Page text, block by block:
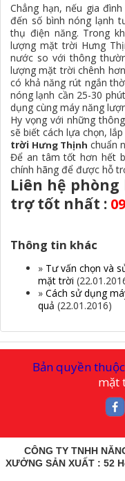
Chẳng hạn, nếu gia
đến số bình nóng lạnh
thụ điện năng. Trong
lượng mặt trời Hưng
nước so với thông
lượng mặt trời chênh
có khả năng rút ngắn
nóng lạnh cần 25-30
dụng cùng máy năng
Hy vọng với những
sẽ biết cách lựa chọn,
trời Hưng Thịnh chuẩn
Để an tâm tốt hơn hết
chính hãng để được hỗ
Liên hệ
trợ tốt nhất :
Thông tin khác
» Tư vấn chọn và
mặt trời
» Cách sử dụng
quả (22.01.2016)
Bản quyền
mặt
CÔNG TY TNHH
XƯỞNG SẢN XUẤT : 52